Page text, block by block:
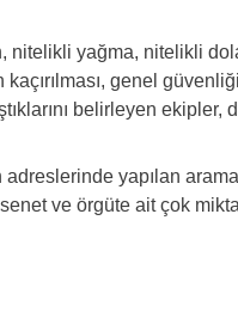
nitelikli yağma, nitelikli
kaçırılması, genel
belirleyen
yapılan
ve örgüte ait çok